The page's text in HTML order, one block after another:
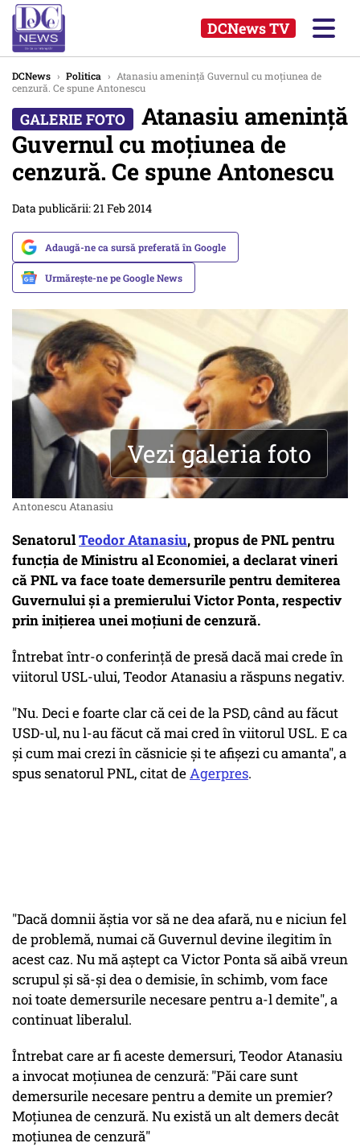
DCNews TV
DCNews › Politica › Atanasiu amenință Guvernul cu moțiunea de
cenzură. Ce spune Antonescu
Atanasiu amenință
Guvernul cu moțiunea de
cenzură. Ce spune Antonescu
Data publicării: 21 Feb 2014
Adaugă-ne ca sursă preferată în Google
Urmărește-ne pe Google News
Vezi galeria foto
Antonescu Atanasiu
SenatorulTeodor Atanasiu, propus de PNL pentru
funcția de Ministru al Economiei, a declarat vineri
că PNL va face toate demersurile pentru demiterea
Guvernului și a premierului Victor Ponta, respectiv
prin inițierea unei moțiuni de cenzură.
Întrebat într-o conferință de presă dacă mai crede în
viitorul USL-ului, Teodor Atanasiu a răspuns negativ.
"Nu. Deci e foarte clar că cei de la PSD, când au făcut
USD-ul, nu l-au făcut că mai cred în viitorul USL. E ca
și cum mai crezi în căsnicie și te afișezi cu amanta", a
spus senatorul PNL, citat deAgerpres.
"Dacă domnii ăștia vor să ne dea afară, nu e niciun fel
de problemă, numai că Guvernul devine ilegitim în
acest caz. Nu mă aștept ca Victor Ponta să aibă vreun
scrupul și să-și dea o demisie, în schimb, vom face
noi toate demersurile necesare pentru a-l demite", a
continuat liberalul.
Întrebat care ar fi aceste demersuri, Teodor Atanasiu
a invocat moțiunea de cenzură: "Păi care sunt
demersurile necesare pentru a demite un premier?
Moțiunea de cenzură. Nu există un alt demers decât
moțiunea de cenzură"